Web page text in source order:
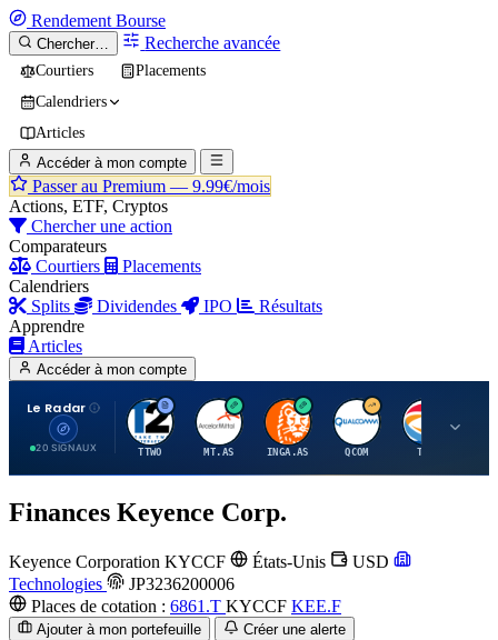
Rendement Bourse
Chercher… Recherche avancée
Courtiers
Placements
Calendriers
Articles
Accéder à mon compte
Passer au Premium — 9.99€/mois
Actions, ETF, Cryptos
Chercher une action
Comparateurs
Courtiers
Placements
Calendriers
Splits
Dividendes IPO
Résultats
Apprendre
Articles
Accéder à mon compte
Le Radar
20 SIGNAUX
T
TTWO
A
MT.AS
I
INGA.AS
Q
QCOM
T
TTE
Finances Keyence Corp.
Keyence Corporation KYCCF États-Unis
USD
Technologies
JP3236200006
Places de cotation : 6861.T KYCCF KEE.F
Ajouter à mon portefeuille Créer une alerte